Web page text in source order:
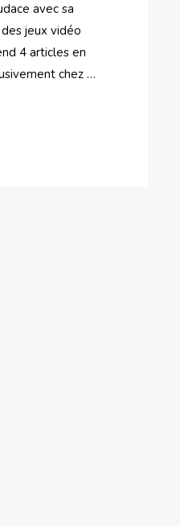
avec sa
jeux vidéo
4 articles en
chez …